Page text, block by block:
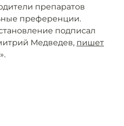
препаратов
преференции.
подписал
Медведев, пишет